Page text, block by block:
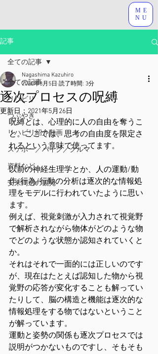
ME
NU
記事
全ての記事
リハビリ
つぶやき
リハビリ紹介動画
スケボー／バイク／クルマ
資料など
安来周辺の観光
全ての記事
逐次プロセスの呪縛
Nagashima Kazuhiro
2020年8月5日 読了時間: 3分
更新日： 2021年5月26日
呪縛とは、心理的に人の自由を奪うこ
と。ここでは、思考の自由度を限定さ
れるという意味で使ってます。
以前の神経生理学とか、人の運動/動
作/行為/行動の分析は逐次的な情報処
理をモデルに行われていたように思い
ます。
例えば、視覚刺激が入力されて視覚野
で解析されながら物体がどのような物
でどのような状態か認知されていくと
か。
それはそれで一面的には正しいのです
が、現在はたとえば認知した物から視
覚野の応答が変化することも解ってい
たりして、脳の構造と機能は逐次的な
情報処理をする物ではないということ
が解っています。
運動と姿勢の関係も逐次プロセスでは
説明がつかないものですし、そもそも